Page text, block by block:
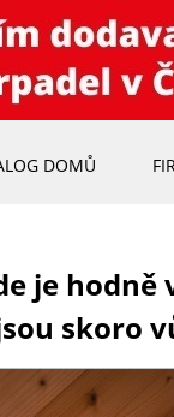
DOMŮ
je hodně
skoro